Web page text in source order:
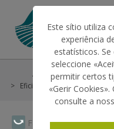
Faça Swipe para ver
O IFAP
AJUDAS/APOIOS
Ajudas/Apoios
Eficiência Energética
Este sítio utiliza
experiência
estatísticos.
seleccione
permitir certos
«Gerir
consulte a